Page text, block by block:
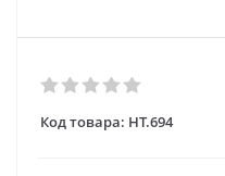
Код товара: HT.694